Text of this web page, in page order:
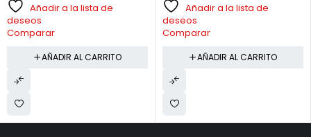
Añadir a la lista de
deseos
Comparar
AÑADIR AL CARRITO
Añadir a la lista de
deseos
Comparar
AÑADIR AL CARRITO